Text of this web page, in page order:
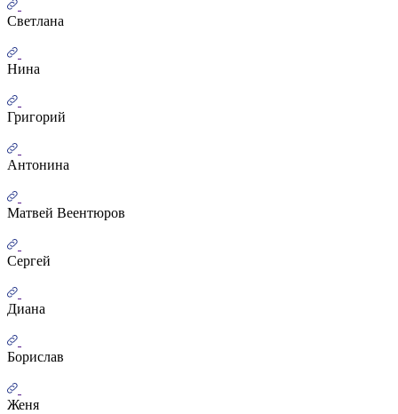
Светлана
Нина
Григорий
Антонина
Матвей Веентюров
Сергей
Диана
Борислав
Женя